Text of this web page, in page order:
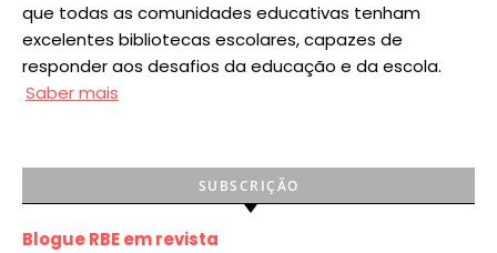
que todas as comunidades educativas tenham
excelentes bibliotecas escolares, capazes de
responder aos desafios da educação e da escola.
Saber mais
SUBSCRIÇÃO
Blogue RBE em revista